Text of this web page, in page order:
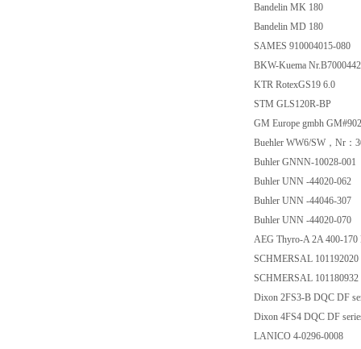
Bandelin MK 180
Bandelin MD 180
SAMES 910004015-080
BKW-Kuema
KTR RotexGS19 6.0
STM GLS120R-BP
GM Europe gmbh
Buehler WW6/SW，Nr：
Buhler GNNN-10028-001
Buhler UNN -44020-062
Buhler UNN -44046-307
Buhler UNN -44020-070
AEG Thyro-A 2A 400-170
SCHMERSAL
SCHMERSAL
Dixon 2FS3-B DQC DF
Dixon 4FS4 DQC DF
LANICO 4-0296-0008